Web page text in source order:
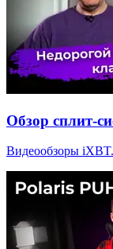
Обзор сплит-
Видеообзоры